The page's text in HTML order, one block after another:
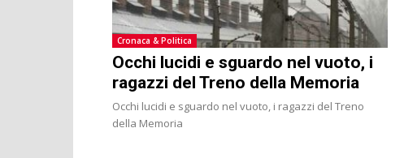
Cronaca & Politica
Occhi lucidi e sguardo nel vuoto, i
ragazzi del Treno della Memoria
Occhi lucidi e sguardo nel vuoto, i ragazzi del Treno
della Memoria